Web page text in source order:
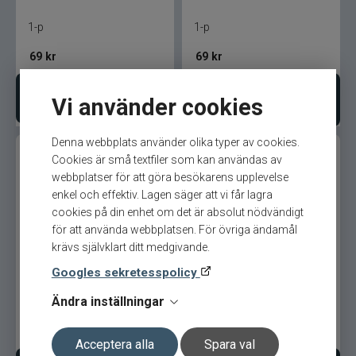
Vi använder cookies
Denna webbplats använder olika typer av cookies.
Cookies är små textfiler som kan användas av
webbplatser för att göra besökarens upplevelse
enkel och effektiv. Lagen säger att vi får lagra
cookies på din enhet om det är absolut nödvändigt
för att använda webbplatsen. För övriga ändamål
krävs självklart ditt medgivande.
Googles sekretesspolicy
Ändra inställningar
Acceptera alla Spara val
Böjda spön
Bergmans
BFT
C&F Design
Costa
Cotton Cordell
1-p
69 kr
Bevaka produkt
1-p
69 kr
Lägg i varukorgen
Drennan gummi maggots
kr
Drennan Feeder
Groundbait 40gr
49 kr Ord. pris 59 kr